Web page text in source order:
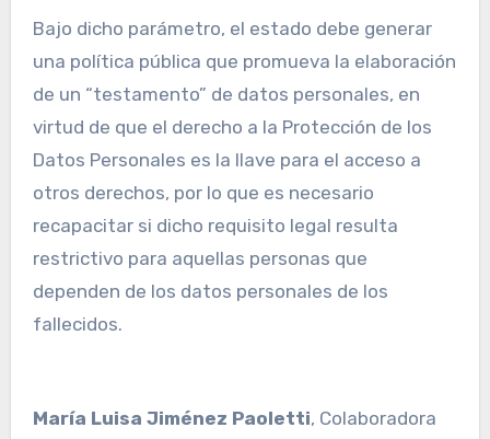
Bajo dicho parámetro, el estado debe generar
una política pública que promueva la elaboración
de un “testamento” de datos personales, en
virtud de que el derecho a la Protección de los
Datos Personales es la llave para el acceso a
otros derechos, por lo que es necesario
recapacitar si dicho requisito legal resulta
restrictivo para aquellas personas que
dependen de los datos personales de los
fallecidos.
María Luisa Jiménez Paoletti, Colaboradora